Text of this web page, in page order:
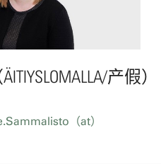
产假）
（at）